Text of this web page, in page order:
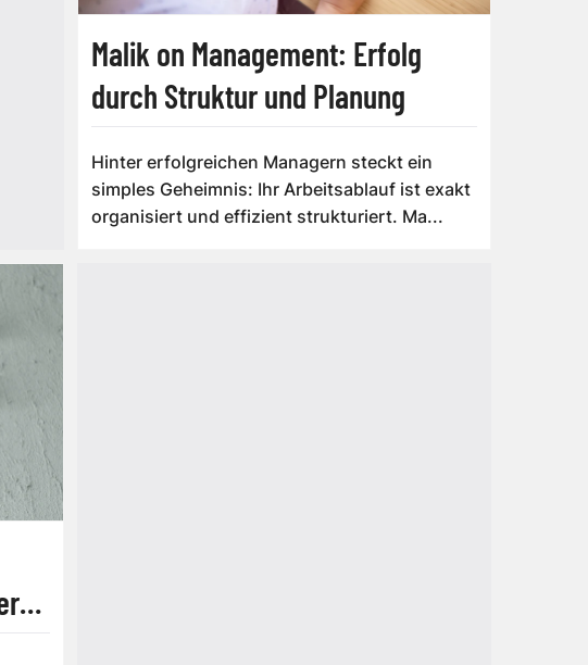
Malik on Management: Erfolg
durch Struktur und Planung
Hinter erfolgreichen Managern steckt ein
simples Geheimnis: Ihr Arbeitsablauf ist exakt
organisiert und effizient strukturiert. Ma...